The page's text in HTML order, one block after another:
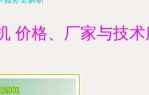
价格、厂家与技